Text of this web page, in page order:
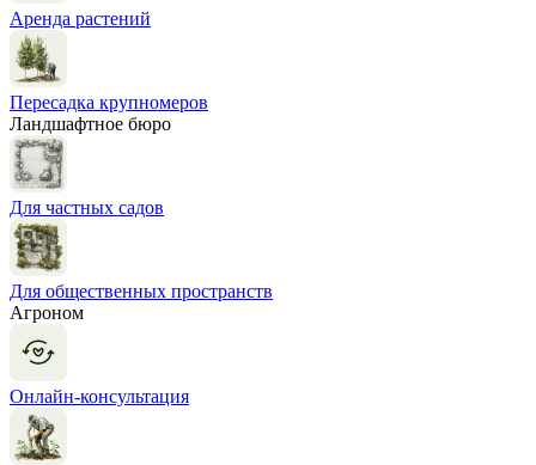
Аренда растений
Пересадка крупномеров
Ландшафтное бюро
Для частных садов
Для общественных пространств
Агроном
Онлайн-консультация